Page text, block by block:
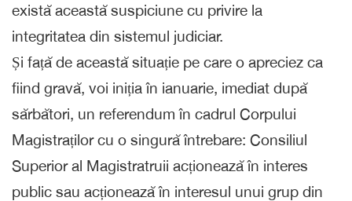
există această suspiciune cu privire la
integritatea din sistemul judiciar.
Și față de această situație pe care o apreciez ca
fiind gravă, voi iniția în ianuarie, imediat după
sărbători, un referendum în cadrul Corpului
Magistraților cu o singură întrebare: Consiliul
Superior al Magistratruii acționează în interes
public sau acționează în interesul unui grup din